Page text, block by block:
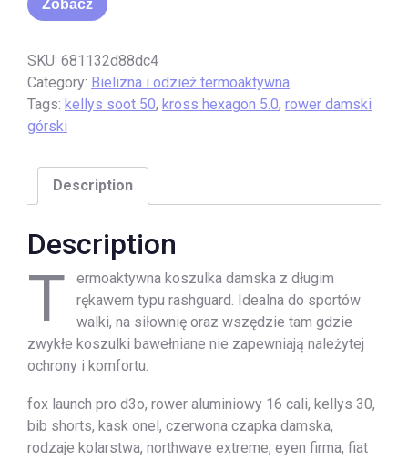
Zobacz
SKU: 681132d88dc4
Category: Bielizna i odzież termoaktywna
Tags: kellys soot 50, kross hexagon 5.0, rower damski
górski
Description
Description
T
ermoaktywna koszulka damska z długim
rękawem typu rashguard. Idealna do sportów
walki, na siłownię oraz wszędzie tam gdzie
zwykłe koszulki bawełniane nie zapewniają należytej
ochrony i komfortu.
fox launch pro d3o, rower aluminiowy 16 cali, kellys 30,
bib shorts, kask onel, czerwona czapka damska,
rodzaje kolarstwa, northwave extreme, eyen firma, fiat